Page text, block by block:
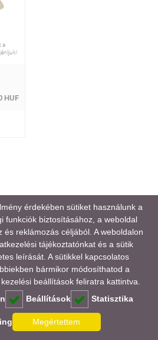
a
HUF
érdekében sütiket használunk a
funkciók biztosításához, a weboldal
reklámozás céljából. A weboldalon
tájékoztatónkat és a sütik
leírását. A sütikkel kapcsolatos
bármikor módosíthatod a
beállítások feliratra kattintva.
Beállítások Statisztika
Megértettem